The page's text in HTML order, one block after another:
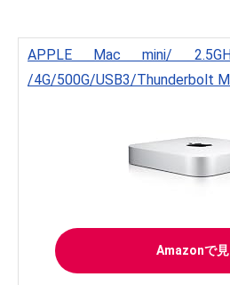
APPLE Mac mini/
/4G/500G/USB3/Thunderbolt
Amazonで